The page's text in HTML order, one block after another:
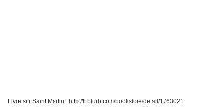
Livre sur Saint Martin : http://fr.blurb.com/bookstore/detail/1763021